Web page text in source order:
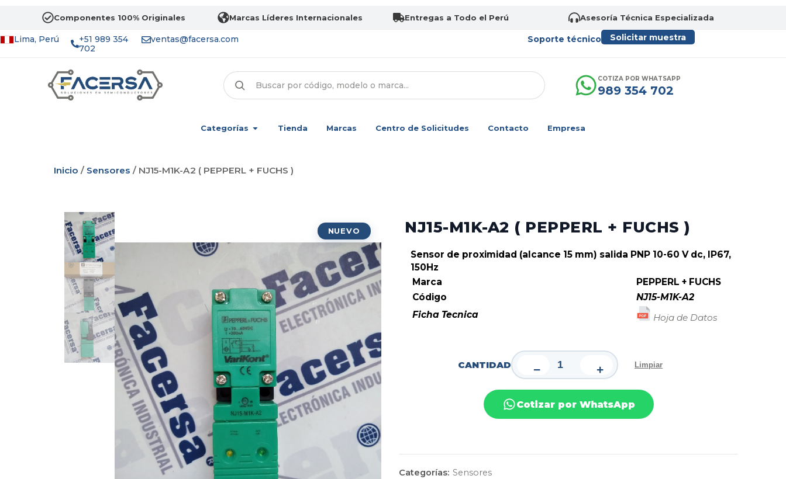
Componentes 100% Originales Marcas Líderes Internacionales Entregas a Todo el Perú Asesoría Técnica Especializada
Lima, Perú
+51 989 354
702
ventas@facersa.com Soporte técnico Solicitar muestra
COTIZA POR WHATSAPP
989 354 702
Categorías Tienda Marcas Centro de Solicitudes Contacto Empresa
Inicio / Sensores / NJ15-M1K-A2 ( PEPPERL + FUCHS )
NJ15-M1K-A2 ( PEPPERL + FUCHS )
Sensor de proximidad (alcance 15 mm) salida PNP 10-60 V dc, IP67,
150Hz
Marca
PEPPERL + FUCHS
Código
NJ15-M1K-A2
Ficha Tecnica
Hoja de Datos
CANTIDAD − + Limpiar
Cotizar por WhatsApp
Categorías: Sensores